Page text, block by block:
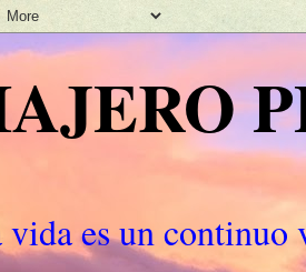
es un continuo